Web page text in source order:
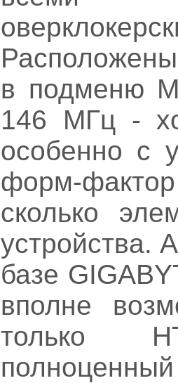
в подменю
146 МГц -
особенно с
форм-
сколько
устройства.
базе
вполне
только